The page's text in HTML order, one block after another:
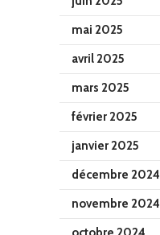
mai 2025
avril 2025
mars 2025
février 2025
janvier 2025
décembre 2024
novembre 2024